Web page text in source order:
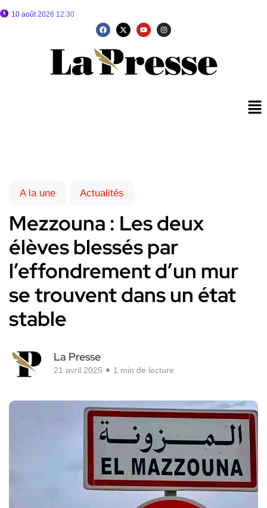
10 août 2026 12:30
A la une Actualités
Mezzouna : Les deux
élèves blessés par
l’effondrement d’un mur
se trouvent dans un état
stable
La Presse
21 avril 2025 1 min de lecture